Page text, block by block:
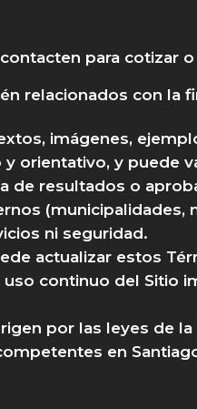
para cotizar
relacionados con la
imágenes,
orientativo, y puede
de resultados o
(municipalidades,
ni seguridad.
actualizar estos
continuo del Sitio
por las leyes de
en